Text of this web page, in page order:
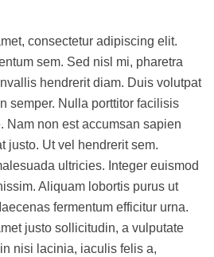
consectetur adipiscing elit.
sem. Sed nisl mi, pharetra
hendrerit diam. Duis volutpat
semper. Nulla porttitor facilisis
Nam non est accumsan sapien
justo. Ut vel hendrerit sem.
ultricies. Integer euismod
Aliquam lobortis purus ut
fermentum efficitur urna.
justo sollicitudin, a vulputate
nisi lacinia, iaculis felis a,